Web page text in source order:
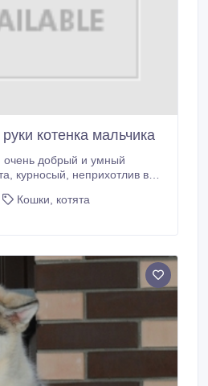
котенка мальчика
очень добрый и умный
Кошки, котята